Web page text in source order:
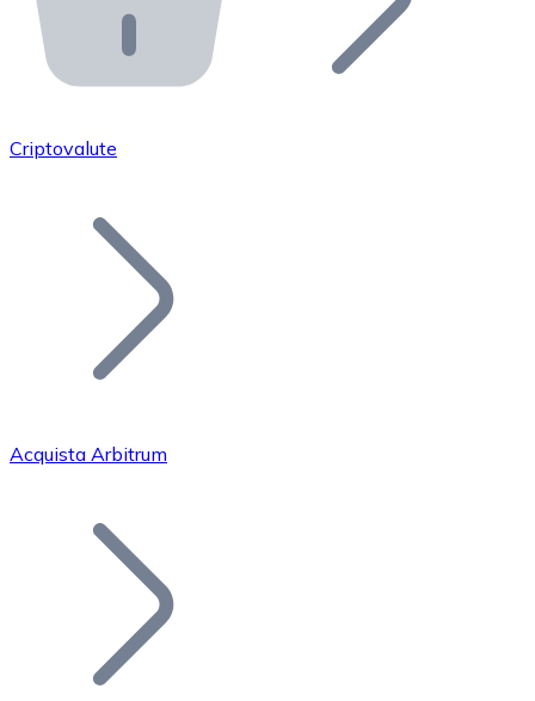
API Bitnovo
Integra la nostra API nel tuo ecosistema.
Unisciti alla nostra rete di rivenditori e
Aggiungi il token del tuo progetto al nostro servizio di
Bitcoin
Criptovalute
Acquista Arbitrum